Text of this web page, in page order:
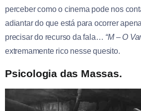
perceber como o cinema pode nos
adiantar do que está para ocorrer
precisar do recurso da fala… “M – O
extremamente rico nesse quesito.
Psicologia das Massas.